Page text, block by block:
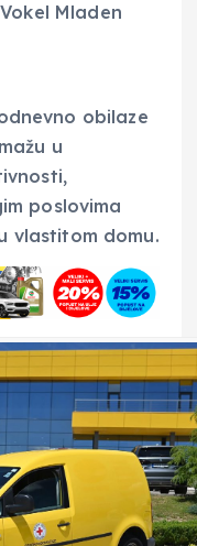
Mladen
obilaze
u
poslovima
vlastitom domu.